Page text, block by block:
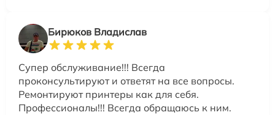
Бирюков Владислав
Супер обслуживание!!! Всегда
проконсультируют и ответят на все вопросы.
Ремонтируют принтеры как для себя.
Профессионалы!!! Всегда обращаюсь к ним.